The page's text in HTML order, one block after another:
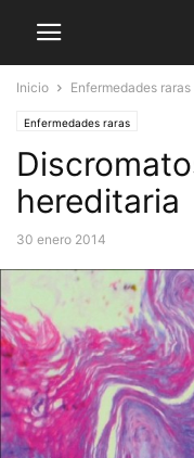
Inicio Enfermedades raras
Enfermedades raras
hereditaria
30 enero 2014